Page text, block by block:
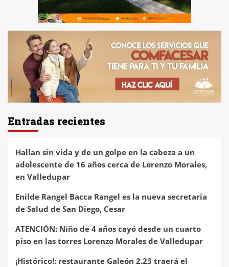
Entradas recientes
Hallan sin vida y de un golpe en la cabeza a un
adolescente de 16 años cerca de Lorenzo Morales,
en Valledupar
Enilde Rangel Bacca Rangel es la nueva secretaria
de Salud de San Diego, Cesar
ATENCIÓN: Niño de 4 años cayó desde un cuarto
piso en las torres Lorenzo Morales de Valledupar
¡Histórico!: restaurante Galeón 2.23 traerá el